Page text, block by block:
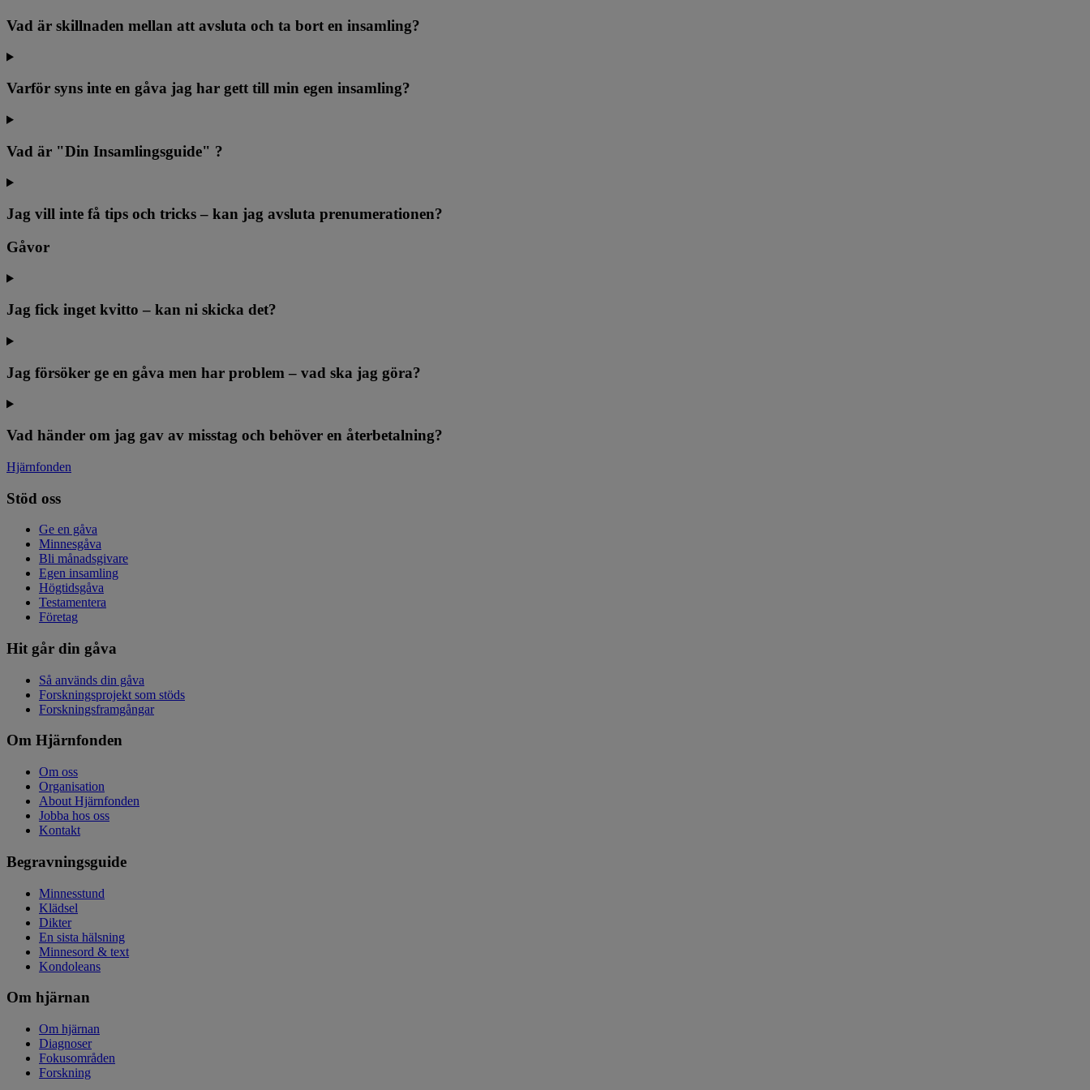
Vad är skillnaden mellan att avsluta och ta bort en insamling?
Varför syns inte en gåva jag har gett till min egen insamling?
Vad är "Din Insamlingsguide" ?
Jag vill inte få tips och tricks – kan jag avsluta prenumerationen?
Gåvor
Jag fick inget kvitto – kan ni skicka det?
Jag försöker ge en gåva men har problem – vad ska jag göra?
Vad händer om jag gav av misstag och behöver en återbetalning?
Hjärnfonden
Stöd oss
Ge en gåva
Minnesgåva
Bli månadsgivare
Egen insamling
Högtidsgåva
Testamentera
Företag
Hit går din gåva
Så används din gåva
Forskningsprojekt som stöds
Forskningsframgångar
Om Hjärnfonden
Om oss
Organisation
About Hjärnfonden
Jobba hos oss
Kontakt
Begravningsguide
Minnesstund
Klädsel
Dikter
En sista hälsning
Minnesord & text
Kondoleans
Om hjärnan
Om hjärnan
Diagnoser
Fokusområden
Forskning